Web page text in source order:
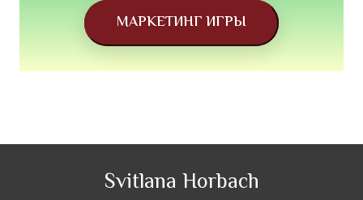
МАРКЕТИНГ ИГРЫ
Svitlana Horbach